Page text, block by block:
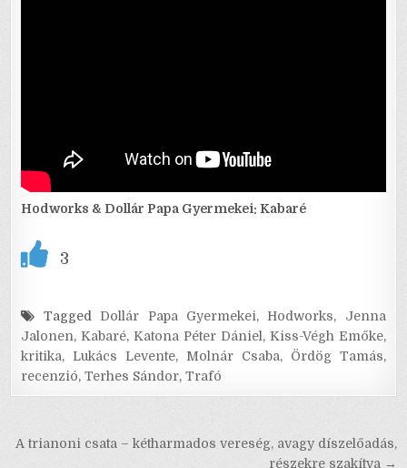
Hodworks & Dollár Papa Gyermekei: Kabaré
3
Tagged Dollár Papa Gyermekei, Hodworks, Jenna
Jalonen,Kabaré,Katona Péter Dániel , Kiss-Végh Emőke,
kritika,Lukács Levente, Molnár Csaba, Ördög Tamás,
recenzió,Terhes Sándor,Trafó
Bejegyzés
A trianoni csata – kétharmados vereség, avagy díszelőadás,
részekre szakítva →